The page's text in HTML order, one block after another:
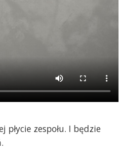
zespołu. I będzie